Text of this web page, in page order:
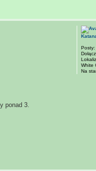
ponad 3.
Posty:
White
Na